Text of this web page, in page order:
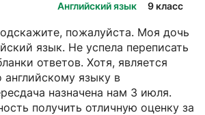
Английский язык 9 класс
пожалуйста. Моя дочь
язык. Не успела переписать
ответов. Хотя, является
английскому языку в
назначена нам 3 июля.
получить отличную оценку за